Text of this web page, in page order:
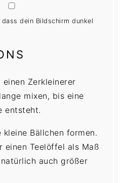
dass dein Bildschirm dunkel
Zerkleinerer
mixen, bis eine
entsteht.
kleine Bällchen formen.
einen Teelöffel als Maß
auch größer